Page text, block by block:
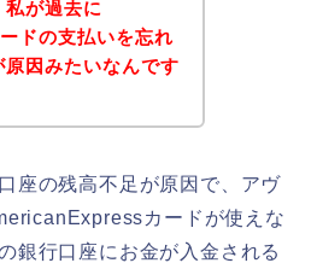
が過去に
ドの支払いを忘れ
因みたいなんです
座の残高不足が原因で、アヴ
カードが使えな
銀行口座にお金が入金される